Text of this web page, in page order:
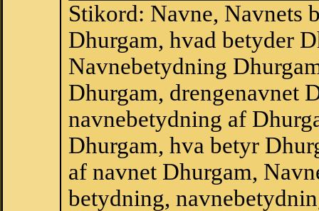
Stikord: Navne, Navnets
Dhurgam, hvad betyder
Navnebetydning
Dhurgam, drengenavnet
navnebetydning af
Dhurgam, hva betyr
af navnet Dhurgam,
betydning,